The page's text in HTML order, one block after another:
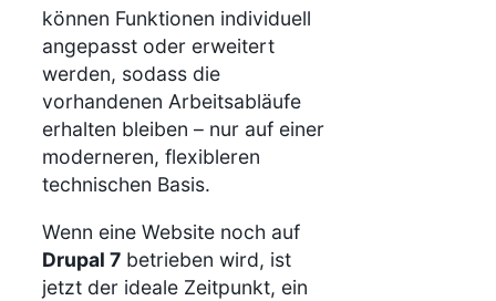
können Funktionen individuell
angepasst oder erweitert
werden, sodass die
vorhandenen Arbeitsabläufe
erhalten bleiben – nur auf einer
moderneren, flexibleren
technischen Basis.
Wenn eine Website noch auf
Drupal 7 betrieben wird, ist
jetzt der ideale Zeitpunkt, ein